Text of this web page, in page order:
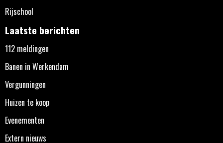
Rijschool
Laatste berichten
112 meldingen
Banen in Werkendam
Vergunningen
Huizen te koop
Evenementen
Extern nieuws